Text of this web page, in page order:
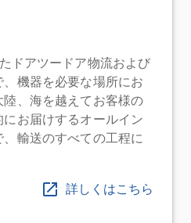
ドアツードア物流および
機器を必要な場所にお
、海を越えてお客様の
お届けするオールイン
輸送のすべての工程に
詳しくはこちら